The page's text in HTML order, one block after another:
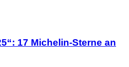
17 Michelin-Sterne an